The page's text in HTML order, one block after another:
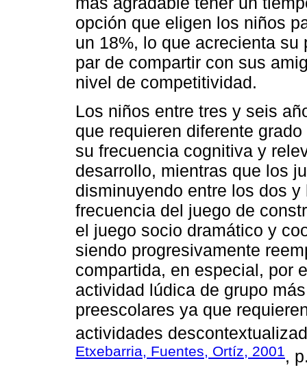
opción que eligen los niños
un 18%, lo que acrecienta
par de compartir con sus
nivel de competitividad.
Los niños entre tres y seis
que requieren diferente
su frecuencia cognitiva y
desarrollo, mientras que los
disminuyendo entre los dos
frecuencia del juego de
el juego socio dramático y
siendo progresivamente
compartida, en especial, por
actividad lúdica de grupo
preescolares ya que
actividades
Etxebarria, Fuentes, Ortíz, 2001,